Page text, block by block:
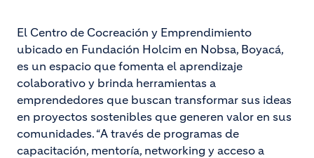
El Centro de Cocreación y Emprendimiento
ubicado en Fundación Holcim en Nobsa, Boyacá,
es un espacio que fomenta el aprendizaje
colaborativo y brinda herramientas a
emprendedores que buscan transformar sus ideas
en proyectos sostenibles que generen valor en sus
comunidades. “A través de programas de
capacitación, mentoría, networking y acceso a